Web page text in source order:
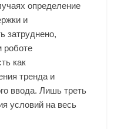
определение
и
затруднено,
роботе
как
тренда и
ввода. Лишь треть
условий на весь